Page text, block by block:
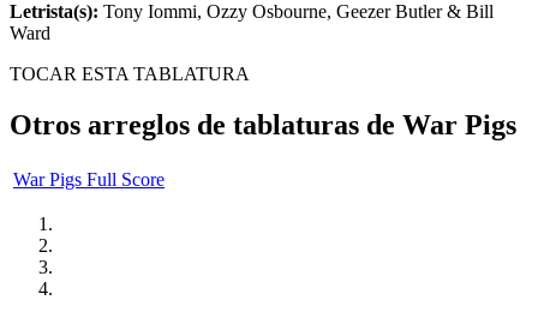
Letrista(s): Tony Iommi, Ozzy Osbourne, Geezer Butler & Bill
Ward
TOCAR ESTA TABLATURA
Otros arreglos de tablaturas de War Pigs
War Pigs Full Score